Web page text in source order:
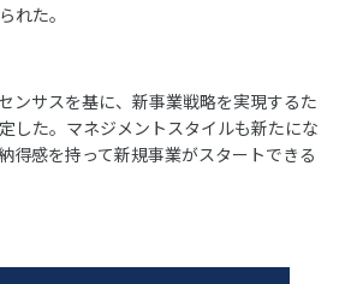
れた。
ンサスを基に、新事業戦略を実現するた
した。マネジメントスタイルも新たにな
得感を持って新規事業がスタートできる